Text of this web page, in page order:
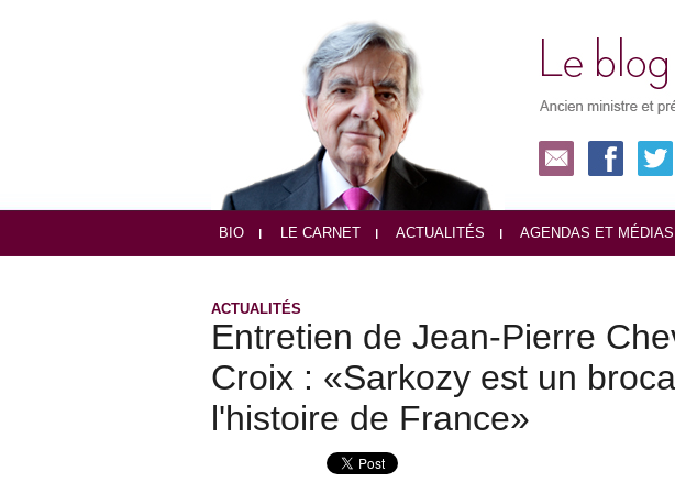
BIO LE CARNET ACTUALITÉS AGENDAS ET MÉDIAS
ACTUALITÉS
Entretien de Jean-Pierre
Croix : «Sarkozy est un
l'histoire de France»